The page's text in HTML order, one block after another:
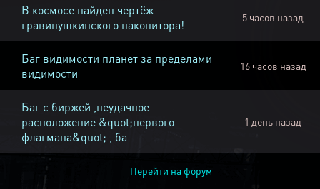
В космосе найден чертёж
гравипушкинского накопитора!
5 часов назад
Баг видимости планет за пределами
видимости
16 часов назад
Баг с биржей ,неудачное
расположение &quot;первого
флагмана&quot; , ба
1 день назад
Перейти на форум